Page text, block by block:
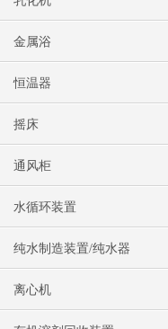
金属浴
恒温器
摇床
通风柜
水循环装置
纯水制造装置/纯水器
离心机